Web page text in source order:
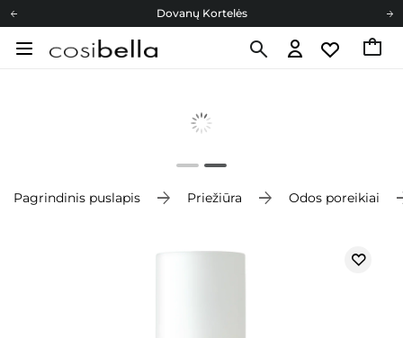
Dovanų Kortelės
Cosibella lojalumo programa
Pagrindinis puslapis Priežiūra Odos poreikiai